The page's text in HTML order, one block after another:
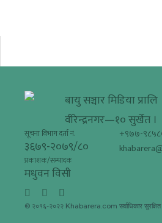
बायु सञ्चार मिडिया प्रालि
वीरेन्द्रनगर—१० सुर्खेत ।
सूचना विभाग दर्ता नं.
३६७९-२०७९/८०
प्रकाशक/सम्पादक
मधुवन विसी
+९७७-
© २०१६-२०२२ Khabarera.com सर्वाधिकार सुरक्षित